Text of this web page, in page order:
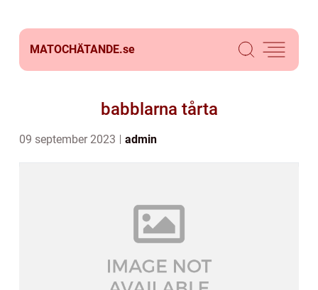
MATOCHÄTANDE.se
babblarna tårta
09 september 2023 admin